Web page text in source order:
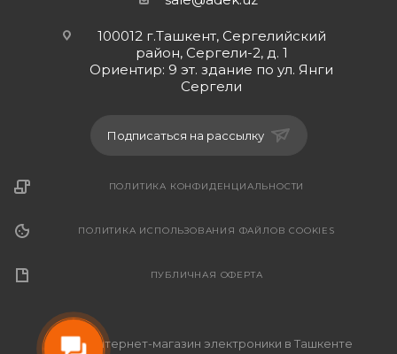
100012 г.Ташкент, Сергелийский
район, Сергели-2, д. 1
Ориентир: 9 эт. здание по ул. Янги
Сергели
Подписаться на рассылку
ПОЛИТИКА КОНФИДЕНЦИАЛЬНОСТИ
ПОЛИТИКА ИСПОЛЬЗОВАНИЯ ФАЙЛОВ COOKIES
ПУБЛИЧНАЯ ОФЕРТА
2026 © Интернет-магазин электроники в Ташкенте